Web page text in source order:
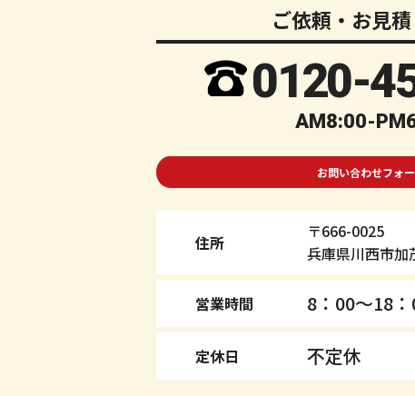
ご依頼・お見
0120-
AM8:00-
お問い合わせフォ
住所
〒666-0025
兵庫県川西市加
営業時間 8：00～18
定休日 不定休